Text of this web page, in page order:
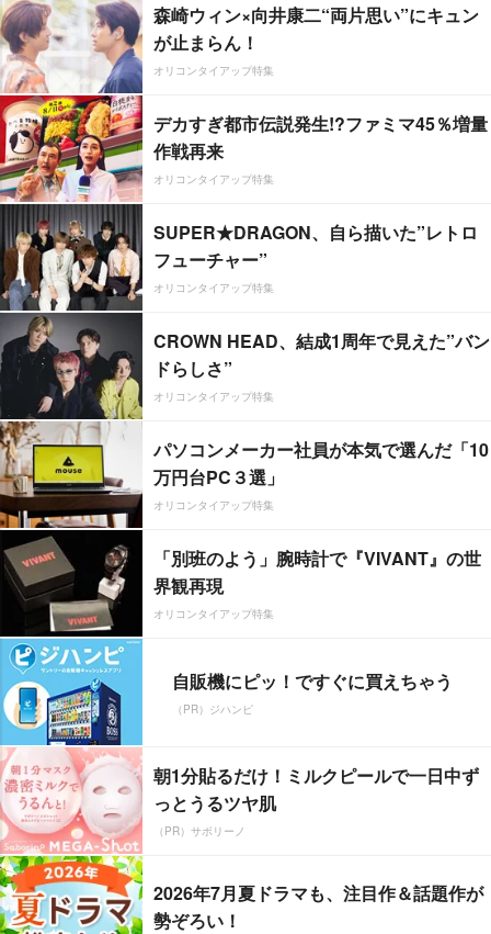
森崎ウィン×向井康二“両片思い”にキュン
が止まらん！
オリコンタイアップ特集
デカすぎ都市伝説発生!?ファミマ45％増量
作戦再来
オリコンタイアップ特集
SUPER★DRAGON、自ら描いた”レトロ
フューチャー”
オリコンタイアップ特集
CROWN HEAD、結成1周年で見えた”バン
ドらしさ”
オリコンタイアップ特集
パソコンメーカー社員が本気で選んだ「10
万円台PC３選」
オリコンタイアップ特集
「別班のよう」腕時計で『VIVANT』の世
界観再現
オリコンタイアップ特集
自販機にピッ！ですぐに買えちゃう
（PR）ジハンピ
朝1分貼るだけ！ミルクピールで一日中ず
っとうるツヤ肌
（PR）サボリーノ
2026年7月夏ドラマも、注目作＆話題作が
勢ぞろい！